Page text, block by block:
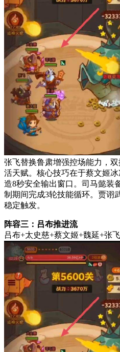
张飞替换鲁肃增强控场能力，
活天赋。核心技巧在于蔡文姬
造8秒安全输出窗口。司马懿装
制期间完成3轮技能循环。贾诩
稳定触发。
阵容三：吕布推进流
吕布+太史慈+蔡文姬+魏延+张飞